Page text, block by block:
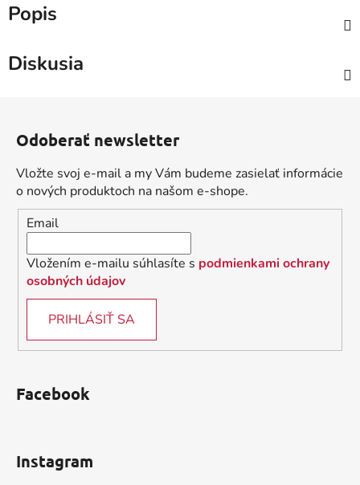
Popis
Diskusia
Odoberať newsletter
Vložte svoj e-mail a my Vám budeme zasielať informácie
o nových produktoch na našom e-shope.
Email
Vložením e-mailu súhlasíte s podmienkami ochrany
osobných údajov
PRIHLÁSIŤ SA
Facebook
Instagram